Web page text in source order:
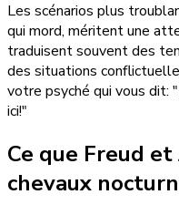
Les scénarios plus
qui mord, méritent une
traduisent souvent des
des situations
votre psyché qui vous dit:
ici!"
Ce que Freud
chevaux